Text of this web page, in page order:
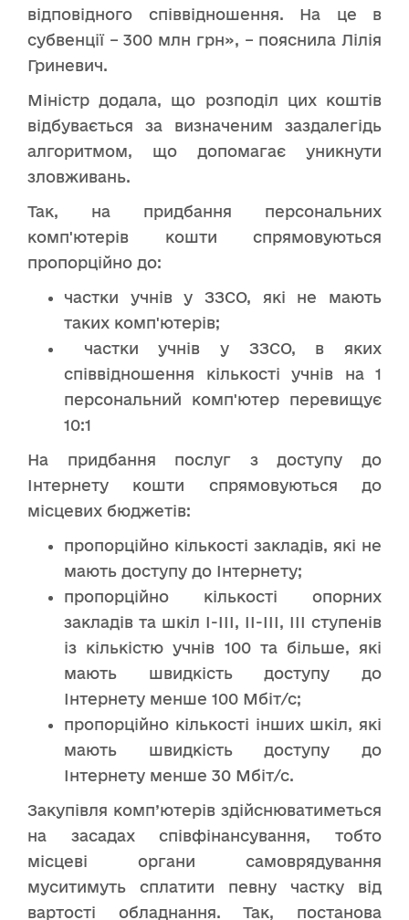
відповідного співвідношення. На це в
субвенції – 300 млн грн», – пояснила Лілія
Гриневич.
Міністр додала, що розподіл цих коштів
відбувається за визначеним заздалегідь
алгоритмом, що допомагає уникнути
зловживань.
Так, на придбання персональних
комп'ютерів кошти спрямовуються
пропорційно до:
частки учнів у ЗЗСО, які не мають
таких комп'ютерів;
частки учнів у ЗЗСО, в яких
співвідношення кількості учнів на 1
персональний комп'ютер перевищує
10:1
На придбання послуг з доступу до
Інтернету кошти спрямовуються до
місцевих бюджетів:
пропорційно кількості закладів, які не
мають доступу до Інтернету;
пропорційно кількості опорних
закладів та шкіл І-ІІІ, ІІ-ІІІ, ІІІ ступенів
із кількістю учнів 100 та більше, які
мають швидкість доступу до
Інтернету менше 100 Мбіт/с;
пропорційно кількості інших шкіл, які
мають швидкість доступу до
Інтернету менше 30 Мбіт/с.
Закупівля комп’ютерів здійснюватиметься
на засадах співфінансування, тобто
місцеві органи самоврядування
муситимуть сплатити певну частку від
вартості обладнання. Так, постанова